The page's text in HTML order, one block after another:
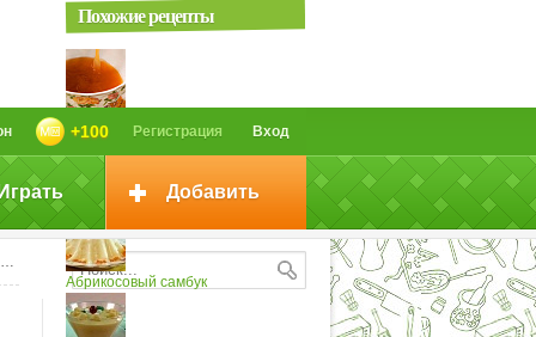
Вход
Регистрация
+100
Добавить
Похожие рецепты
Компот абрикосовый
Абрикосовый самбук